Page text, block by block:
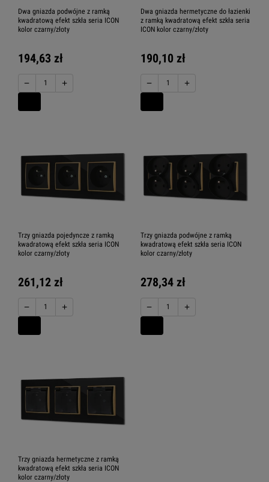
Dwa gniazda podwójne z ramką
kwadratową efekt szkła seria ICON
kolor czarny/złoty
194,63 zł
− +
Dwa gniazda hermetyczne do łazienki
z ramką kwadratową efekt szkła seria
ICON kolor czarny/złoty
190,10 zł
− +
Trzy gniazda pojedyncze z ramką
kwadratową efekt szkła seria ICON
kolor czarny/złoty
261,12 zł
− +
Trzy gniazda podwójne z ramką
kwadratową efekt szkła seria ICON
kolor czarny/złoty
278,34 zł
− +
Trzy gniazda hermetyczne z ramką
kwadratową efekt szkła seria ICON
kolor czarny/złoty